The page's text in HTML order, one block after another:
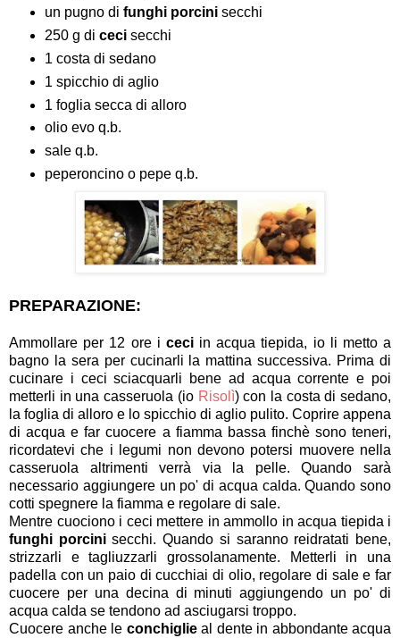
un pugno di funghi porcinisecchi
250 g di cecisecchi
1 costa di sedano
1 spicchio di aglio
1 foglia secca di alloro
olio evo q.b.
sale q.b.
peperoncino o pepe q.b.
PREPARAZIONE:
Ammollare per 12 ore i ceciin acqua tiepida, io li metto a
bagno la sera per cucinarli la mattina successiva. Prima di
cucinare i ceci sciacquarli bene ad acqua corrente e poi
metterli in una casseruola (io Risolì) con la costa di sedano,
la foglia di alloro e lo spicchio di aglio pulito. Coprire appena
di acqua e far cuocere a fiamma bassa finchè sono teneri,
ricordatevi che i legumi non devono potersi muovere nella
casseruola altrimenti verrà via la pelle. Quando sarà
necessario aggiungere un po' di acqua calda. Quando sono
cotti spegnere la fiamma e regolare di sale.
Mentre cuociono i ceci mettere in ammollo in acqua tiepida i
funghi porcinisecchi. Quando si saranno reidratati bene,
strizzarli e tagliuzzarli grossolanamente. Metterli in una
padella con un paio di cucchiai di olio, regolare di sale e far
cuocere per una decina di minuti aggiungendo un po' di
acqua calda se tendono ad asciugarsi troppo.
Cuocere anche le conchiglieal dente in abbondante acqua